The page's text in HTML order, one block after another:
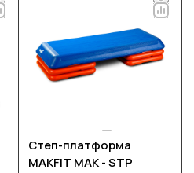
Степ-платформа
MAKFIT MAK - STP